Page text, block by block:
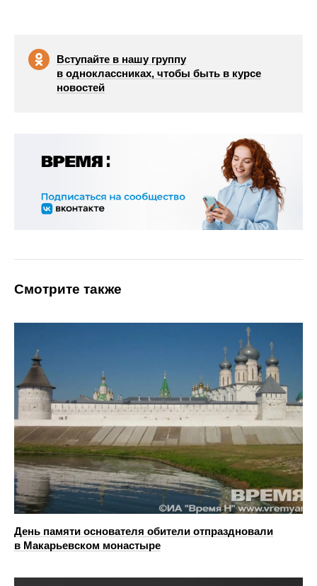
Вступайте в нашу группу
в одноклассниках, чтобы быть в курсе
новостей
Смотрите также
День памяти основателя обители отпраздновали
в Макарьевском монастыре